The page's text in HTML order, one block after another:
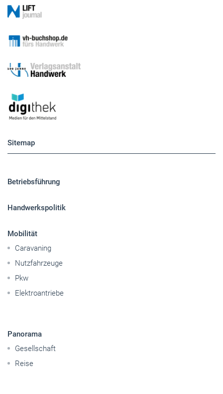
Sitemap
Betriebsführung
Handwerkspolitik
Mobilität
Caravaning
Nutzfahrzeuge
Pkw
Elektroantriebe
Panorama
Gesellschaft
Reise